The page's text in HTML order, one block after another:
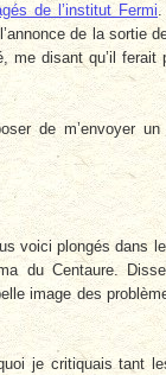
de l’institut Fermi.
de la sortie
me disant qu’il
de m’envoyer
voici plongés dans
du Centaure.
image des
je critiquais